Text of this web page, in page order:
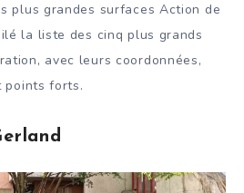
plus grandes surfaces Action de
la liste des cinq plus grands
avec leurs coordonnées,
points forts.